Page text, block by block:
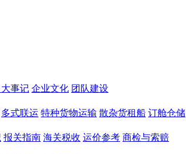
事记 企业文化 团队建设
多式联运 特种货物运输 散杂货租船 订舱仓储
报关指南 海关税收 运价参考 商检与索赔